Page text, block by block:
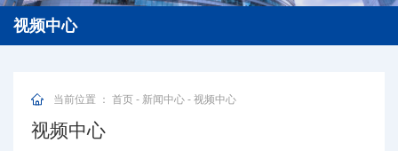
视频中心
当前位置 ： 首页 - 新闻中心 - 视频中心
视频中心